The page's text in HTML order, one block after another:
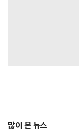
많이 본 뉴스